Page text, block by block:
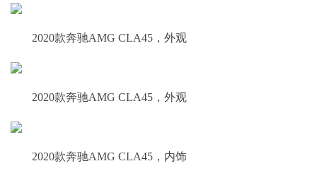
2020款奔驰AMG CLA45，外观
2020款奔驰AMG CLA45，外观
2020款奔驰AMG CLA45，内饰